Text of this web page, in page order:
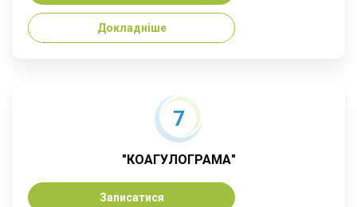
Докладніше
7
"КОАГУЛОГРАМА"
Записатися